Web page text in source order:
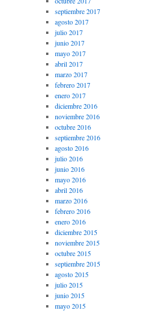
septiembre 2017
agosto 2017
julio 2017
junio 2017
mayo 2017
abril 2017
marzo 2017
febrero 2017
enero 2017
diciembre 2016
noviembre 2016
octubre 2016
septiembre 2016
agosto 2016
julio 2016
junio 2016
mayo 2016
abril 2016
marzo 2016
febrero 2016
enero 2016
diciembre 2015
noviembre 2015
octubre 2015
septiembre 2015
agosto 2015
julio 2015
junio 2015
mayo 2015